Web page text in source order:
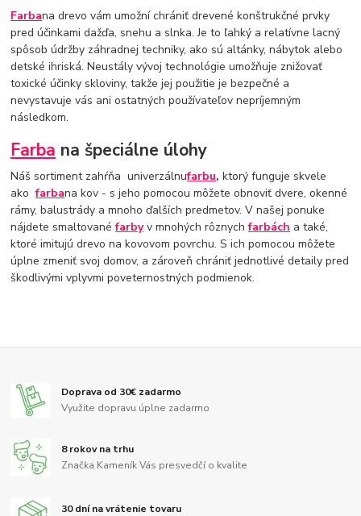
Farbana drevo vám umožní chrániť drevené konštrukčné prvky
pred účinkami dažďa, snehu a slnka. Je to ľahký a relatívne lacný
spôsob údržby záhradnej techniky, ako sú altánky, nábytok alebo
detské ihriská. Neustály vývoj technológie umožňuje znižovať
toxické účinky skloviny, takže jej použitie je bezpečné a
nevystavuje vás ani ostatných používateľov nepríjemným
následkom.
Farba na špeciálne úlohy
Náš sortiment zahŕňa univerzálnufarbu, ktorý funguje skvele
ako farbana kov - s jeho pomocou môžete obnoviť dvere, okenné
rámy, balustrády a mnoho ďalších predmetov. V našej ponuke
nájdete smaltovanéfarbyv mnohých rôznychfarbách a také,
ktoré imitujú drevo na kovovom povrchu. S ich pomocou môžete
úplne zmeniť svoj domov, a zároveň chrániť jednotlivé detaily pred
škodlivými vplyvmi poveternostných podmienok.
Doprava od 30€ zadarmo
Využite dopravu úplne zadarmo
8 rokov na trhu
Značka Kameník Vás presvedčí o kvalite
30 dní na vrátenie tovaru